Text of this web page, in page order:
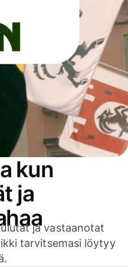
kun
ja
ja vastaanotat
tarvitsemasi löytyy